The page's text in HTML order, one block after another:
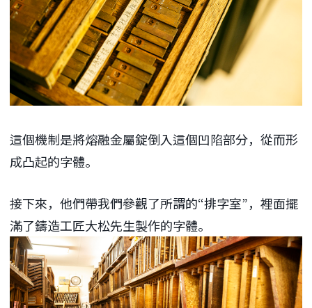
這個機制是將熔融金屬錠倒入這個凹陷部分，從而形
成凸起的字體。
接下來，他們帶我們參觀了所謂的“排字室”，裡面擺
滿了鑄造工匠大松先生製作的字體。